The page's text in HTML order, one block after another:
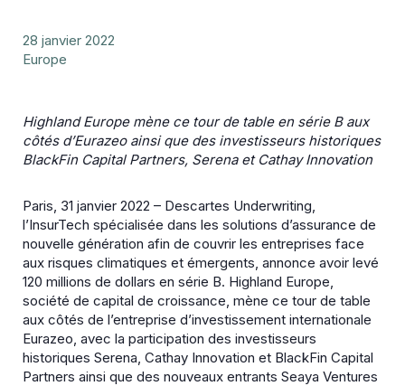
28 janvier 2022
Europe
Highland Europe mène ce tour de table en série B aux
côtés d’Eurazeo ainsi que des investisseurs historiques
BlackFin Capital Partners, Serena et Cathay Innovation
Paris, 31 janvier 2022 – Descartes Underwriting,
l’InsurTech spécialisée dans les solutions d’assurance de
nouvelle génération afin de couvrir les entreprises face
aux risques climatiques et émergents, annonce avoir levé
120 millions de dollars en série B. Highland Europe,
société de capital de croissance, mène ce tour de table
aux côtés de l’entreprise d’investissement internationale
Eurazeo, avec la participation des investisseurs
historiques Serena, Cathay Innovation et BlackFin Capital
Partners ainsi que des nouveaux entrants Seaya Ventures